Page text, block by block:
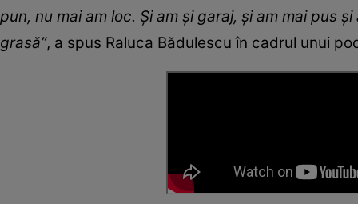
pun, nu mai am loc. Și am și garaj, și am mai pus
grasă”, a spus Raluca Bădulescu în cadrul unui